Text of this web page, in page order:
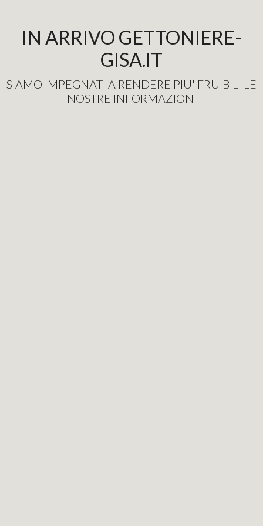
IN ARRIVO GETTONIERE-
GISA.IT
SIAMO IMPEGNATI A RENDERE PIU' FRUIBILI LE
NOSTRE INFORMAZIONI